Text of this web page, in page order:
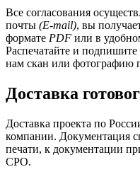
Все согласования
почты (E-mail), вы
формате PDF или в
Распечатайте и подпишите
нам скан или фотографию
Доставка
Доставка проекта по
компании. Документация
печати, к документации
СРО.